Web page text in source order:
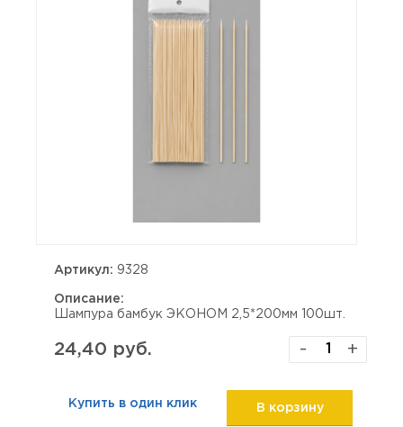
Артикул: 9328
Описание:
Шампура бамбук ЭКОНОМ 2,5*200мм 100шт.
24,40 руб. - +
Купить в один клик В корзину